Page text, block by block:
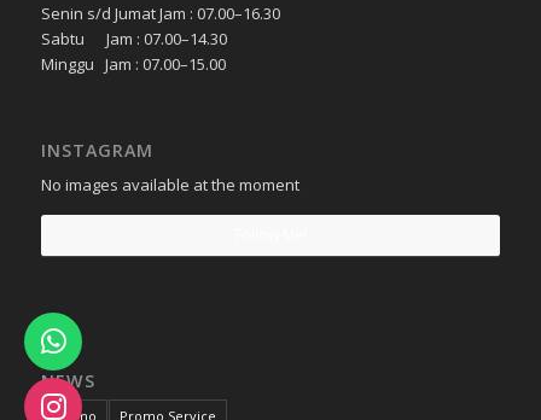
Senin s/d Jumat Jam : 07.00–16.30
Sabtu Jam : 07.00–14.30
Minggu Jam : 07.00–15.00
INSTAGRAM
No images available at the moment
NEWS
Promo Promo Service